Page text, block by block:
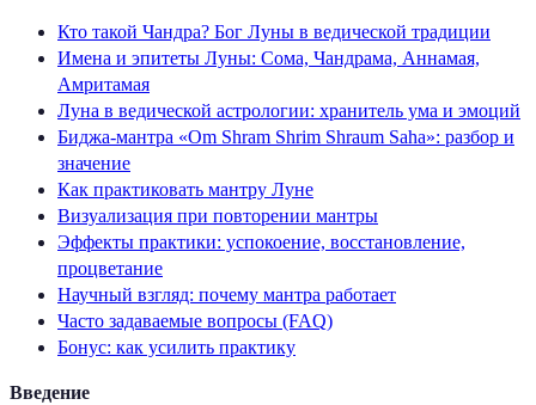
Кто такой Чандра? Бог Луны в ведической традиции
Имена и эпитеты Луны: Сома, Чандрама, Аннамая,
Амритамая
Луна в ведической астрологии: хранитель ума и эмоций
Биджа-мантра «Om Shram Shrim Shraum Saha»: разбор и
значение
Как практиковать мантру Луне
Визуализация при повторении мантры
Эффекты практики: успокоение, восстановление,
процветание
Научный взгляд: почему мантра работает
Часто задаваемые вопросы (FAQ)
Бонус: как усилить практику
Введение